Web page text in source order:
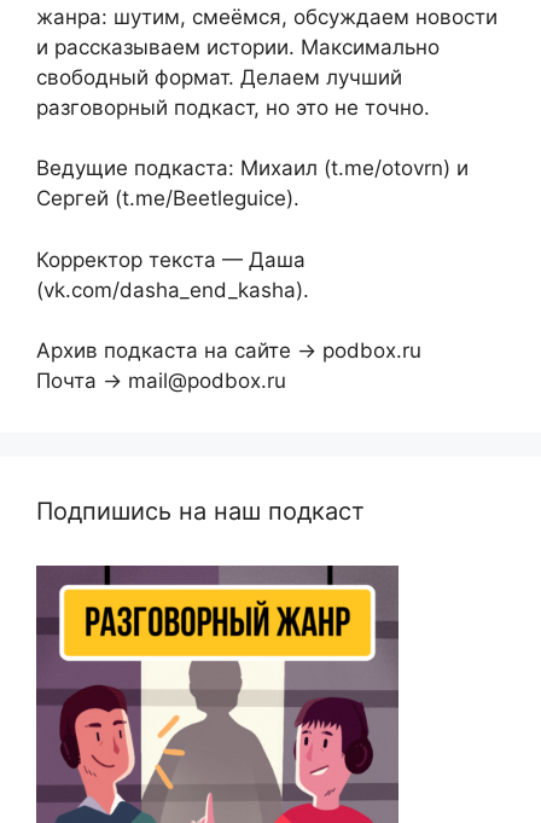
жанра: шутим, смеёмся, обсуждаем новости
и рассказываем истории. Максимально
свободный формат. Делаем лучший
разговорный подкаст, но это не точно.
Ведущие подкаста: Михаил (t.me/otovrn) и
Сергей (t.me/Beetleguice).
Корректор текста — Даша
(vk.com/dasha_end_kasha).
Архив подкаста на сайте → podbox.ru
Почта → mail@podbox.ru
Подпишись на наш подкаст